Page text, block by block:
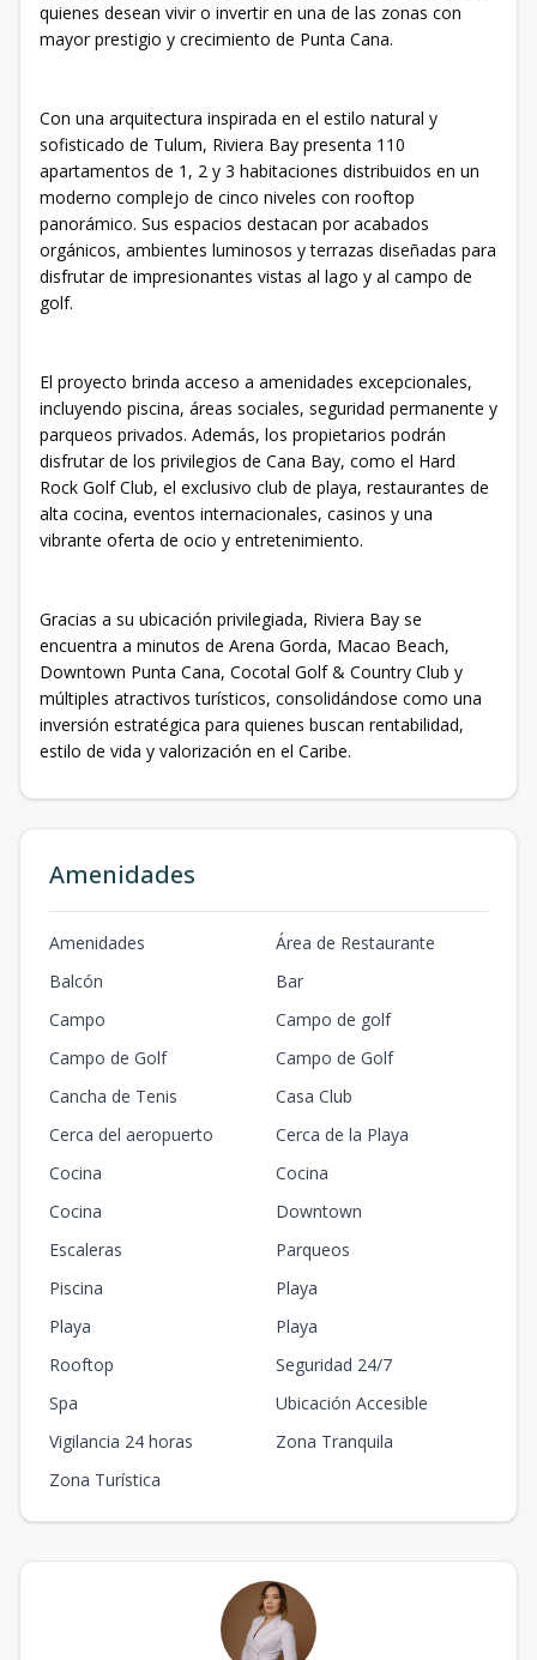
quienes desean vivir o invertir en una de las zonas con
mayor prestigio y crecimiento de Punta Cana.
Con una arquitectura inspirada en el estilo natural y
sofisticado de Tulum, Riviera Bay presenta 110
apartamentos de 1, 2 y 3 habitaciones distribuidos en un
moderno complejo de cinco niveles con rooftop
panorámico. Sus espacios destacan por acabados
orgánicos, ambientes luminosos y terrazas diseñadas para
disfrutar de impresionantes vistas al lago y al campo de
golf.
El proyecto brinda acceso a amenidades excepcionales,
incluyendo piscina, áreas sociales, seguridad permanente y
parqueos privados. Además, los propietarios podrán
disfrutar de los privilegios de Cana Bay, como el Hard
Rock Golf Club, el exclusivo club de playa, restaurantes de
alta cocina, eventos internacionales, casinos y una
vibrante oferta de ocio y entretenimiento.
Gracias a su ubicación privilegiada, Riviera Bay se
encuentra a minutos de Arena Gorda, Macao Beach,
Downtown Punta Cana, Cocotal Golf & Country Club y
múltiples atractivos turísticos, consolidándose como una
inversión estratégica para quienes buscan rentabilidad,
estilo de vida y valorización en el Caribe.
Amenidades
Amenidades
Área de Restaurante
Balcón
Bar
Campo
Campo de golf
Campo de Golf
Campo de Golf
Cancha de Tenis
Casa Club
Cerca del aeropuerto
Cerca de la Playa
Cocina
Cocina
Cocina
Downtown
Escaleras
Parqueos
Piscina
Playa
Playa
Playa
Rooftop
Seguridad 24/7
Spa
Ubicación Accesible
Vigilancia 24 horas
Zona Tranquila
Zona Turística